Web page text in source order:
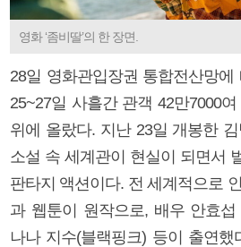
영화 ‘좀비딸’의 한 장면.
28일 영화관입장권 통합전산망에
25~27일 사흘간 관객 42만7000
위에 올랐다. 지난 23일 개봉한 김
소설 속 세계관이 현실이 되면서
판타지 액션이다. 전 세계적으로
과 웹툰이 원작으로, 배우 안효
나나 지수(블랙핑크) 등이 출연